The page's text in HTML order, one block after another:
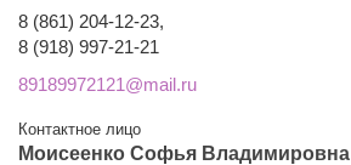
8 (861) 204-12-23,
8 (918) 997-21-21
89189972121@mail.ru
Контактное лицо
Моисеенко Софья Владимировна